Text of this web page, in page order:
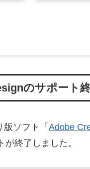
のサポート
ソフト「 Adobe
が終了しました。